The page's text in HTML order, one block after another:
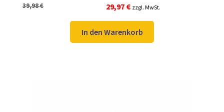
39,98€
Ursprünglicher
war:
39,98 €
29,97 €Aktueller
ist:
29,97 €.
zzgl. MwSt.
In den Warenkorb